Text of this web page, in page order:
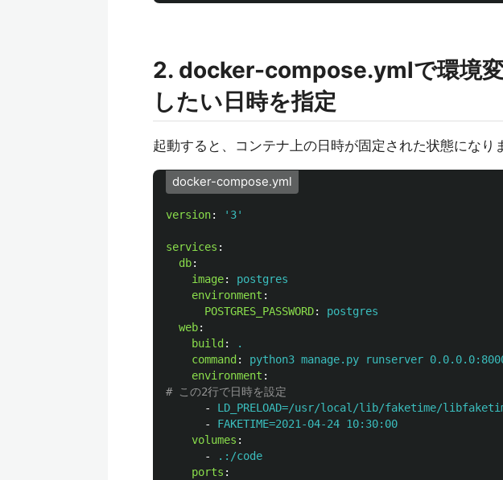
2. docker-compose.ymlで環境
したい日時を指定
起動すると、コンテナ上の日時が固定された状態になり
docker-compose.yml
version: ' 3'
services :
db:
image:
postgres
environment :
POSTGRES_PASSWORD:
postgres
web:
build :
.
command :
python3 manage.py runserver
environment :
# この2行で日時を設定
-
LD_PRELOAD=/usr/local/lib/faketime/
-
FAKETIME=2021-04-24 10:30:00
volumes :
-
.:/code
ports :